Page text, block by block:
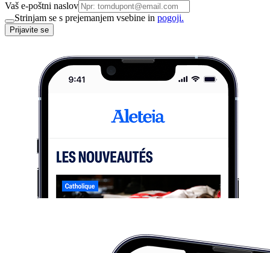
Vaš e-poštni naslov
Strinjam se s prejemanjem vsebine in pogoji.
Prijavite se